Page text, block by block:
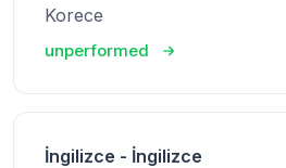
Korece
unperformed
İngilizce - İngilizce